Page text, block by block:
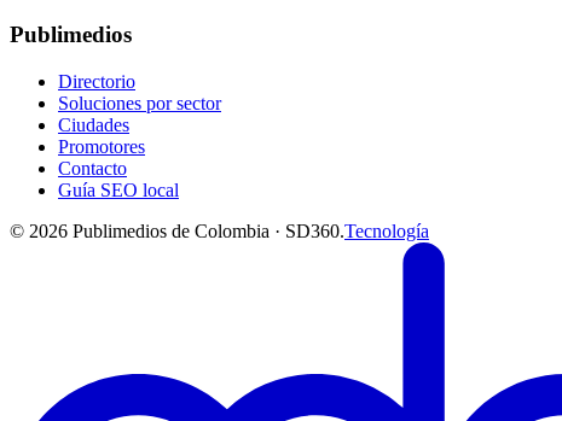
Publimedios
Directorio
Soluciones por sector
Ciudades
Promotores
Contacto
Guía SEO local
© 2026 Publimedios de Colombia · SD360.Tecnología